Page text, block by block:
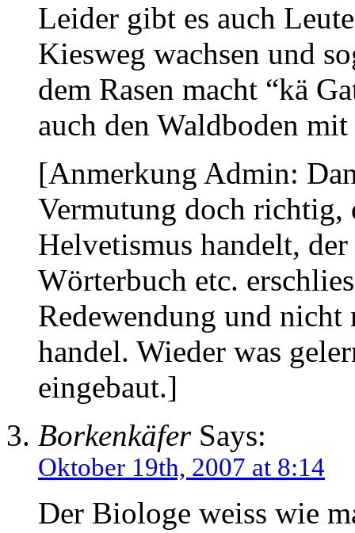
Leider gibt es auch
Kiesweg wachsen und
dem Rasen macht “kä
auch den Waldboden
[Anmerkung Admin:
Vermutung doch richtig,
Helvetismus handelt,
Wörterbuch etc.
Redewendung und
handel. Wieder was
eingebaut.]
BorkenkäferSays:
Oktober 19th, 2007 at 8:14
Der Biologe weiss wie